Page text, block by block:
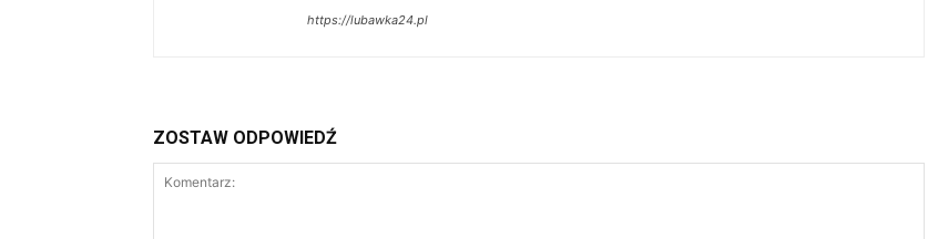
https://lubawka24.pl
ZOSTAW ODPOWIEDŹ